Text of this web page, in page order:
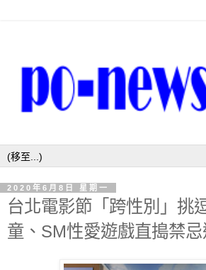
2020年6月8日 星期一
台北電影節「跨性別」挑
童、SM性愛遊戲直搗禁